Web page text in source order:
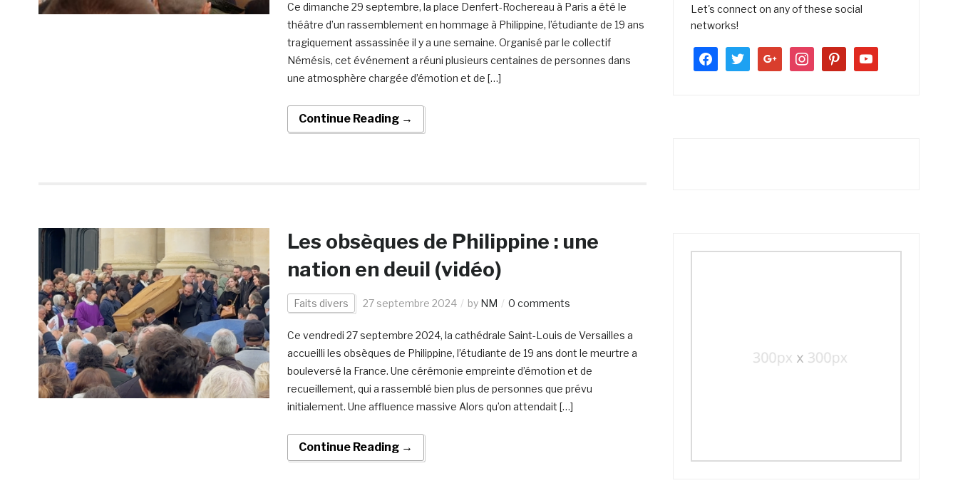
Ce dimanche 29 septembre, la place Denfert-Rochereau à Paris a été le
théâtre d’un rassemblement en hommage à Philippine, l’étudiante de 19 ans
tragiquement assassinée il y a une semaine. Organisé par le collectif
Némésis, cet événement a réuni plusieurs centaines de personnes dans
une atmosphère chargée d’émotion et de […]
Continue Reading →
Les obsèques de Philippine : une
nation en deuil (vidéo)
Faits divers 27 septembre 2024 by NM 0 comments
Ce vendredi 27 septembre 2024, la cathédrale Saint-Louis de Versailles a
accueilli les obsèques de Philippine, l’étudiante de 19 ans dont le meurtre a
bouleversé la France. Une cérémonie empreinte d’émotion et de
recueillement, qui a rassemblé bien plus de personnes que prévu
initialement. Une affluence massive Alors qu’on attendait […]
Continue Reading →
Let's connect on any of these social
networks!
facebooktwitter google instagrampinterestyoutube